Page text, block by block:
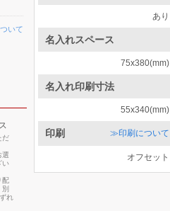
いて
だ
選
い
配
れ
あり
名入れスペース
75x380(mm)
名入れ印刷寸法
55x340(mm)
印刷 ≫印刷について
オフセット